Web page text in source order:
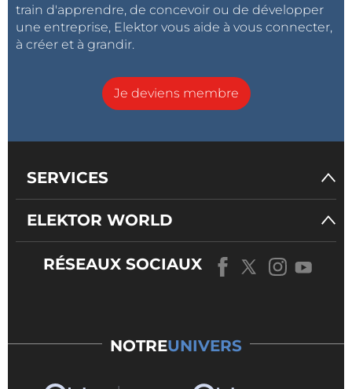
train d'apprendre, de concevoir ou de développer
une entreprise, Elektor vous aide à vous connecter,
à créer et à grandir.
Je deviens membre
SERVICES
ELEKTOR WORLD
RÉSEAUX SOCIAUX
NOTREUNIVERS